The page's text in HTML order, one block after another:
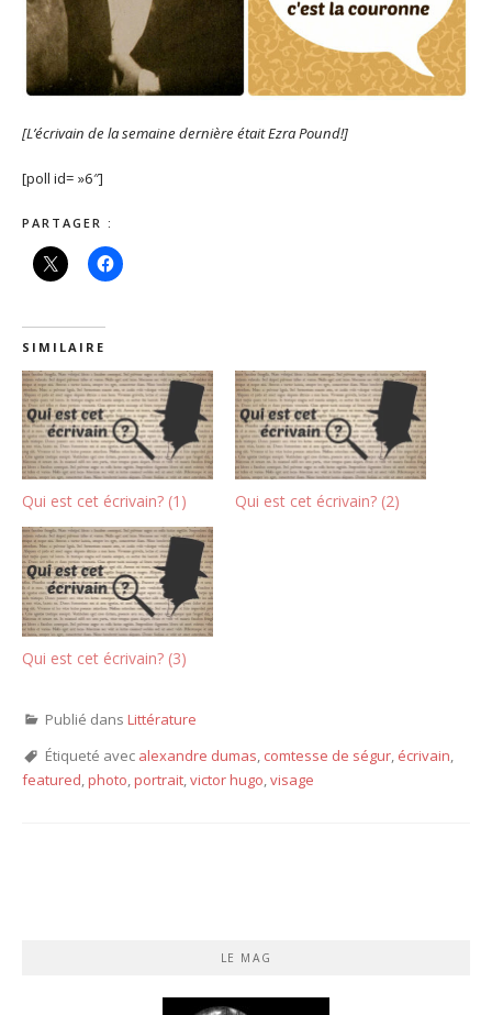
[L’écrivain de la semaine dernière était Ezra Pound!]
[poll id= »6″]
PARTAGER :
SIMILAIRE
Qui est cet écrivain? (1) Qui est cet écrivain? (2)
Qui est cet écrivain? (3)
Publié dans Littérature
Étiqueté avec alexandre dumas, comtesse de ségur, écrivain,
featured,photo,portrait,victor hugo,visage
LE MAG